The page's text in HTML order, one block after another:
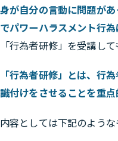
身が自分の言動に問題が
でパワーハラスメント行為
「行為者研修」を受講し
「行為者研修」とは、行
識付けをさせることを重点
内容としては下記のような